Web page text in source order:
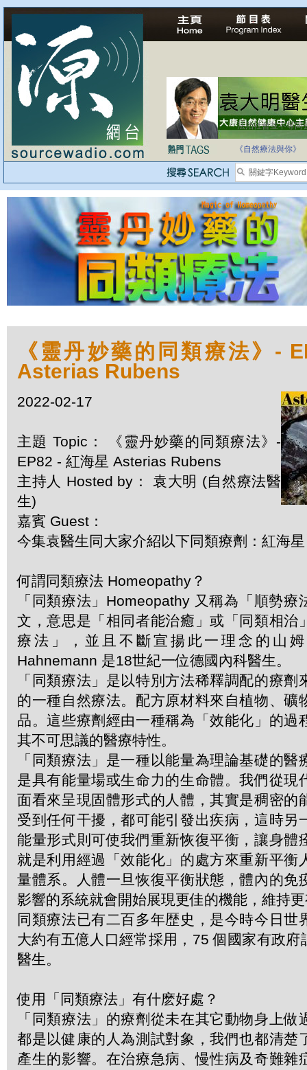
法治社會並不等同
自家教育合法化-
《自然療法與你》
《靈丹妙藥的同類療法》-
Asterias Rubens
2022-02-17
主題 Topic： 《靈丹妙藥的同類療法》-
EP82 - 紅海星 Asterias Rubens
主持人 Hosted by： 袁大明 (自然療法醫
生)
嘉賓 Guest：
今集袁醫生同大家介紹以下同類療劑：紅海
何謂同類療法 Homeopathy？
「同類療法」Homeopathy 又稱為「順勢療
文，意思是「相同者能治癒」或「同類相治
療法」，並且不斷宣揚此一理念的山
Hahnemann 是18世紀一位德國內科醫生。
「同類療法」是以特別方法稀釋調配的療劑
的一種自然療法。配方原材料來自植物、礦
品。這些療劑經由一種稱為「效能化」的過
其不可思議的醫療特性。
「同類療法」是一種以能量為理論基礎的醫
是具有能量場或生命力的生命體。我們從現
面看來呈現固體形式的人體，其實是稠密的
受到任何干擾，都可能引發出疾病，這時另
能量形式則可使我們重新恢復平衡，讓身體
就是利用經過「效能化」的處方來重新平衡
量體系。人體一旦恢復平衡狀態，體內的免
影響的系統就會開始展現更佳的機能，維持
同類療法已有二百多年歴史，是今時今日世
大約有五億人口經常採用，75 個國家有政府
醫生。
使用「同類療法」有什麽好處？
「同類療法」的療劑從未在其它動物身上做
都是以健康的人為測試對象，我們也都清楚
產生的影響。在治療急病、慢性病及奇難雜